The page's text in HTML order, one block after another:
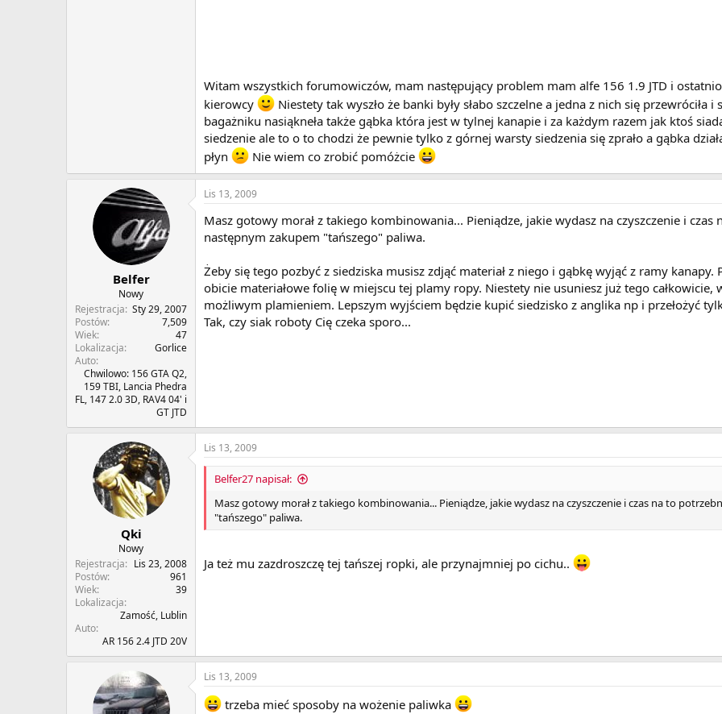
Witam wszystkich forumowiczów, mam następujący problem mam alfe 156 1.9 JTD i
kierowcy
Niestety tak wyszło że banki były słabo szczelne a jedna z nich się przewróciła
bagażniku nasiąkneła także gąbka która jest w tylnej kanapie i za każdym razem jak ktoś
siedzenie ale to o to chodzi że pewnie tylko z górnej warsty siedzenia się zprało a gąbka
płyn
Nie wiem co zrobić pomóżcie
Belfer
Nowy
Rejestracja Sty 29, 2007
Postów
7,509
Wiek
47
Lokalizacja
Gorlice
Auto
Chwilowo: 156 GTA Q2,
159 TBI, Lancia Phedra
FL, 147 2.0 3D, RAV4 04' i
GT JTD
Lis 13, 2009
Masz gotowy morał z takiego kombinowania... Pieniądze, jakie wydasz na czyszczenie i
następnym zakupem "tańszego" paliwa.
Żeby się tego pozbyć z siedziska musisz zdjąć materiał z niego i gąbkę wyjąć z ramy
obicie materiałowe folię w miejscu tej plamy ropy. Niestety nie usuniesz już tego
możliwym plamieniem. Lepszym wyjściem będzie kupić siedzisko z anglika np i przełożyć
Tak, czy siak roboty Cię czeka sporo...
Qki
Nowy
Rejestracja
Lis 23, 2008
Postów
961
Wiek
39
Lokalizacja
Zamość, Lublin
Auto
AR 156 2.4 JTD 20V
Lis 13, 2009
Belfer27 napisał:
Masz gotowy morał z takiego kombinowania... Pieniądze, jakie wydasz na czyszczenie i czas na to
"tańszego" paliwa.
Ja też mu zazdroszczę tej tańszej ropki, ale przynajmniej po cichu..
Lis 13, 2009
trzeba mieć sposoby na wożenie paliwka